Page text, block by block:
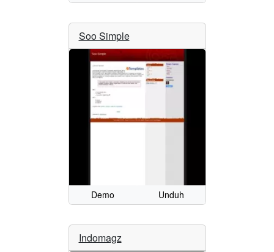
Soo Simple
Demo Unduh
Indomagz